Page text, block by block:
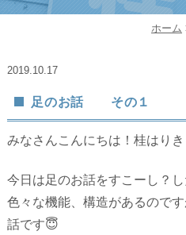
ホーム
2019.10.17
足のお話 その１
みなさんこんにちは！桂はり
今日は足のお話をすこーし？
色々な機能、構造があるので
話です😇